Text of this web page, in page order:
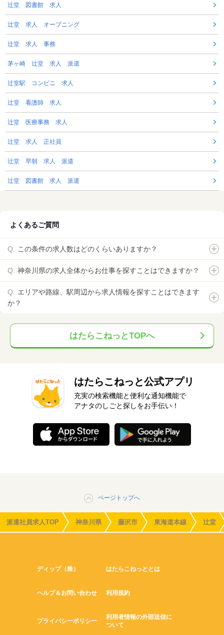
辻堂 図書館 求人
辻堂 求人 オープニング
辻堂 求人 事務
茅ヶ崎 辻堂 求人 派遣
辻堂駅 コンビニ 求人
辻堂 看護師 求人
辻堂 医療事務 求人
辻堂 求人 正社員
辻堂 早朝 求人 派遣
辻堂 図書館 求人 派遣
よくあるご質問
この条件の求人数はどのくらいありますか？
神奈川県の求人全体からお仕事を探すことはできますか？
エリアや路線、駅周辺から求人情報を探すことはできます
か？
はたらこねっとTOPへ
はたらこねっと公式アプリ
充実の検索機能と便利な通知機能で
アナタのしごと探しをお手伝い！
ページトップへ
派遣社員求人TOP 神奈川県 藤沢市 東海道本線 辻堂
ディップ（株） はたらこねっととは
ヘルプ＆お問い合わせ 利用規約
プライバシーポリシー
利用者情報の外部送信に
ついて